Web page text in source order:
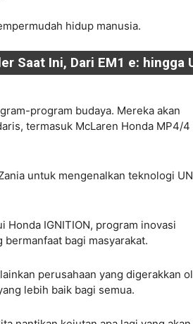
hidup manusia.
Saat Ini, Dari EM1 e: hingga
program budaya. Mereka akan
termasuk McLaren Honda MP4/4
untuk mengenalkan teknologi
IGNITION, program inovasi
bagi masyarakat.
perusahaan yang digerakkan
lebih baik bagi semua.